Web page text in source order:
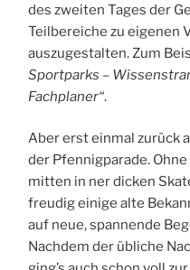
des zweiten Tages der
Teilbereiche zu eigenen
auszugestalten. Zum
Sportparks –
Fachplaner“.
Aber erst einmal zurück
der Pfennigparade.
mitten in ner dicken
freudig einige alte
auf neue, spannende
Nachdem der übliche